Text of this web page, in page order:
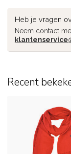
Heb je vragen
Neem contact
Recent